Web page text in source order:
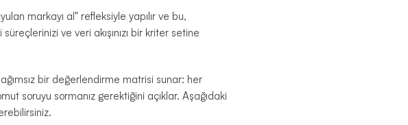
markayı al" refleksiyle yapılır ve bu,
ve veri akışınızı bir kriter setine
bir değerlendirme matrisi sunar: her
soruyu sormanız gerektiğini açıklar. Aşağıdaki